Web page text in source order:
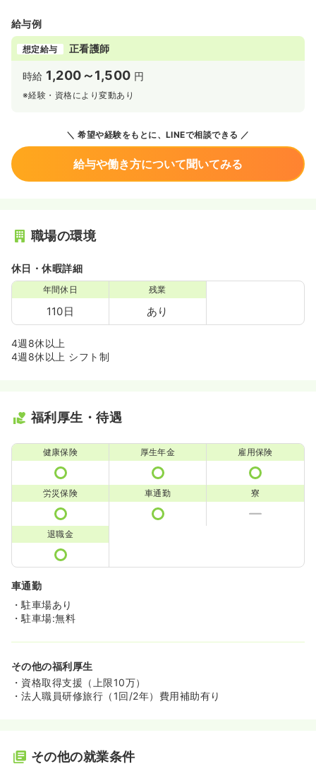
給与例
想定給与 正看護師
時給 1,200～1,500 円
※経験・資格により変動あり
希望や経験をもとに、LINEで相談できる
給与や働き方について聞いてみる
職場の環境
休日・休暇詳細
年間休日
110日
残業
あり
4週8休以上
4週8休以上 シフト制
福利厚生・待遇
健康保険 厚生年金 雇用保険
労災保険 車通勤 寮
退職金
車通勤
・駐車場あり
・駐車場:無料
その他の福利厚生
・資格取得支援（上限10万）
・法人職員研修旅行（1回/2年）費用補助有り
その他の就業条件